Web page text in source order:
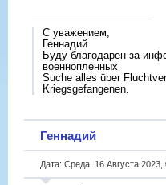
С уважением,
Геннадий
Буду благодарен за
военнопленных
Suche alles über
Kriegsgefangenen.
Геннадий
Дата: Среда, 16 Августа